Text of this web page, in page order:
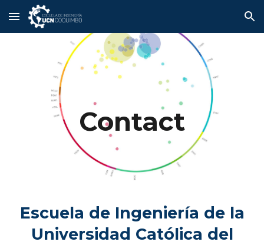
Skip to main content Skip to navigation
Contact
Escuela de Ingeniería de la
Universidad Católica del